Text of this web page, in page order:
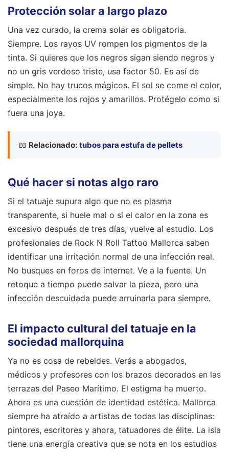
Protección solar a largo plazo
Una vez curado, la crema solar es obligatoria.
Siempre. Los rayos UV rompen los pigmentos de la
tinta. Si quieres que los negros sigan siendo negros y
no un gris verdoso triste, usa factor 50. Es así de
simple. No hay trucos mágicos. El sol se come el color,
especialmente los rojos y amarillos. Protégelo como si
fuera una joya.
📖 Relacionado: tubos para estufa de pellets
Qué hacer si notas algo raro
Si el tatuaje supura algo que no es plasma
transparente, si huele mal o si el calor en la zona es
excesivo después de tres días, vuelve al estudio. Los
profesionales de Rock N Roll Tattoo Mallorca saben
identificar una irritación normal de una infección real.
No busques en foros de internet. Ve a la fuente. Un
retoque a tiempo puede salvar la pieza, pero una
infección descuidada puede arruinarla para siempre.
El impacto cultural del tatuaje en la
sociedad mallorquina
Ya no es cosa de rebeldes. Verás a abogados,
médicos y profesores con los brazos decorados en las
terrazas del Paseo Marítimo. El estigma ha muerto.
Ahora es una cuestión de identidad estética. Mallorca
siempre ha atraído a artistas de todas las disciplinas:
pintores, escritores y ahora, tatuadores de élite. La isla
tiene una energía creativa que se nota en los estudios